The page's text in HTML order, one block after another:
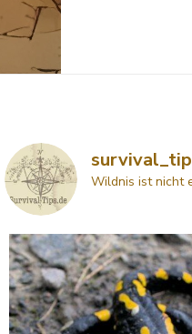
Wildnis ist nicht